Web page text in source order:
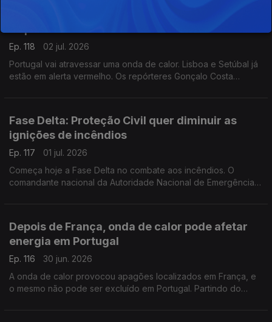
Ep. 118
02 jul. 2026
Portugal vai atravessar uma onda de calor. Lisboa e Setúbal já
estão em alerta vermelho. Os repórteres Gonçalo Costa
Fase Delta: Proteção Civil quer diminuir as
ignições de incêndios
Ep. 117
01 jul. 2026
Começa hoje a Fase Delta no combate aos incêndios. O
comandante nacional da Autoridade Nacional de Emergência e
Depois de França, onda de calor pode afetar
energia em Portugal
Ep. 116
30 jun. 2026
A onda de calor provocou apagões localizados em França, e
o mesmo não pode ser excluído em Portugal. Partindo do